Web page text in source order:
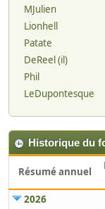
MJulien
Lionhell
Patate
DeReel (il)
Phil
LeDupontesque
Historique du
Résumé annuel
2026